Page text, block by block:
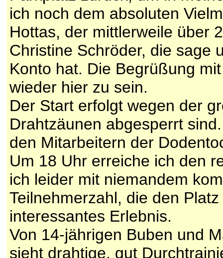
ich noch dem absoluten
Hottas, der mittlerweile über
Christine Schröder, die sage
Konto hat. Die Begrüßung
wieder hier zu sein.
Der Start erfolgt wegen der
Drahtzäunen abgesperrt
den Mitarbeitern der
Um 18 Uhr erreiche ich den
ich leider mit niemandem
Teilnehmerzahl, die den
interessantes Erlebnis.
Von 14-jährigen Buben und
sieht drahtige, gut